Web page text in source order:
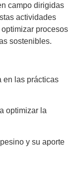
campo dirigidas
actividades
procesos
sostenibles.
en las prácticas
optimizar la
y su aporte